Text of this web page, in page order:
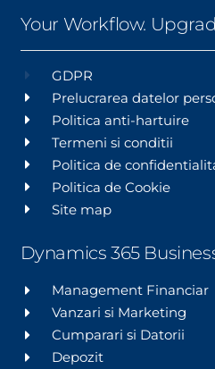
Your Workflow.
GDPR
Prelucrarea datelor
Politica anti-hartuire
Termeni si conditii
Politica de
Politica de Cookie
Site map
Dynamics 365
Management Financiar
Vanzari si Marketing
Cumparari si Datorii
Depozit